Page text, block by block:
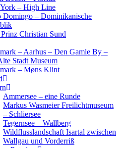
– High Line
Domingo – Dominikanische
Christian Sund
– Aarhus – Den Gamle By –
Stadt Museum
– Møns Klint
Ammersee – eine Runde
Markus Wasmeier Freilichtmuseum
– Schliersee
Tegernsee – Wallberg
Wildflusslandschaft Isartal zwischen
Wallgau und Vorderriß